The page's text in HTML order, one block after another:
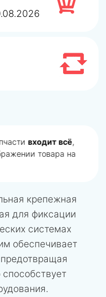
входит всё,
товара на
крепежная
для фиксации
системах
обеспечивает